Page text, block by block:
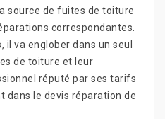
source de fuites de toiture
correspondantes.
il va englober dans un seul
de toiture et leur
réputé par ses tarifs
le devis réparation de